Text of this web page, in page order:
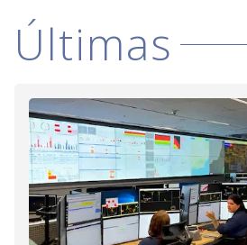
i
d
e
o
Últimas